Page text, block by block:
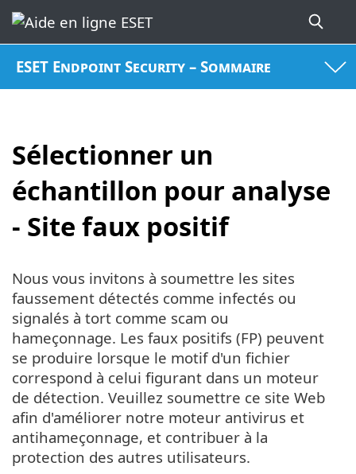
ESET Endpoint Security – Sommaire
Sélectionner un
échantillon pour analyse
- Site faux positif
Nous vous invitons à soumettre les sites
faussement détectés comme infectés ou
signalés à tort comme scam ou
hameçonnage. Les faux positifs (FP) peuvent
se produire lorsque le motif d'un fichier
correspond à celui figurant dans un moteur
de détection. Veuillez soumettre ce site Web
afin d'améliorer notre moteur antivirus et
antihameçonnage, et contribuer à la
protection des autres utilisateurs.